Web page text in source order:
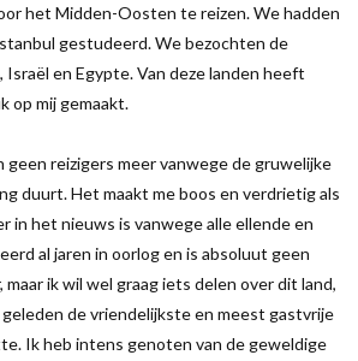
het Midden-Oosten te reizen. We hadden
gestudeerd. We bezochten de
Israël en Egypte. Van deze landen heeft
op mij gemaakt.
geen reizigers meer vanwege de gruwelijke
duurt. Het maakt me boos en verdrietig als
in het nieuws is vanwege alle ellende en
al jaren in oorlog en is absoluut geen
ik wil wel graag iets delen over dit land,
geleden de vriendelijkste en meest gastvrije
Ik heb intens genoten van de geweldige